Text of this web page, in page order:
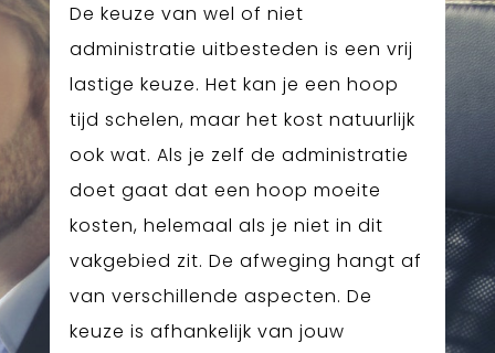
De keuze van wel of niet
administratie uitbesteden is een vrij
lastige keuze. Het kan je een hoop
tijd schelen, maar het kost natuurlijk
ook wat. Als je zelf de administratie
doet gaat dat een hoop moeite
kosten, helemaal als je niet in dit
vakgebied zit. De afweging hangt af
van verschillende aspecten. De
keuze is afhankelijk van jouw